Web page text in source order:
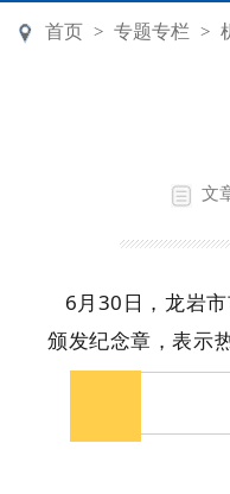
首页 > 专题专栏 >
文
6月30日，龙岩
颁发纪念章，表示